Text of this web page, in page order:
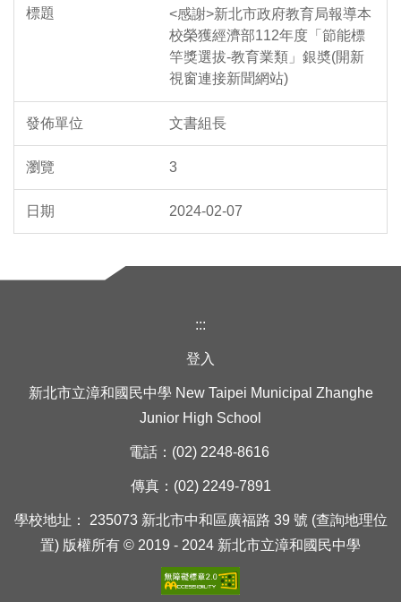
<感謝>新北市政府教育局報導本
校榮獲經濟部112年度「節能標
竿獎選拔-教育業類」銀奬(開新
視窗連接新聞網站)
文書組長
3
2024-02-07
:::
登入
新北市立漳和國民中學 New Taipei Municipal Zhanghe
Junior High School
電話：(02) 2248-8616
傳真：(02) 2249-7891
學校地址： 235073 新北市中和區廣福路 39 號 (查詢地理位
置) 版權所有 © 2019 - 2024 新北市立漳和國民中學